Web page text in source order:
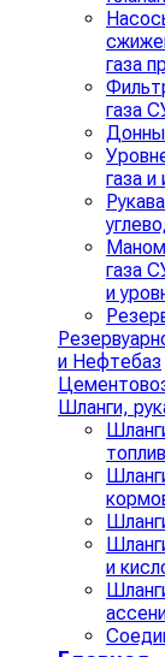
газа
газа
газа
газа
и
и Нефтебаз
Шланги,
и